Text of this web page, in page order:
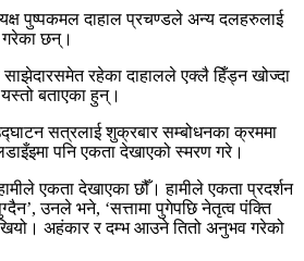
पुष्पकमल दाहाल प्रचण्डले अन्य दलहरुलाई
छन्।
साझेदारसमेत रहेका दाहालले एक्लै हिँड्न खोज्दा
बताएका हुन्।
सत्रलाई शुक्रबार सम्बोधनका क्रममा
पनि एकता देखाएको स्मरण गरे।
एकता देखाएका छौँ। हामीले एकता प्रदर्शन
उनले भने, ‘सत्तामा पुगेपछि नेतृत्व पंक्ति
अहंकार र दम्भ आउने तितो अनुभव गरेको